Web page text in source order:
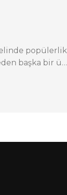
popülerlik
başka bir ü…